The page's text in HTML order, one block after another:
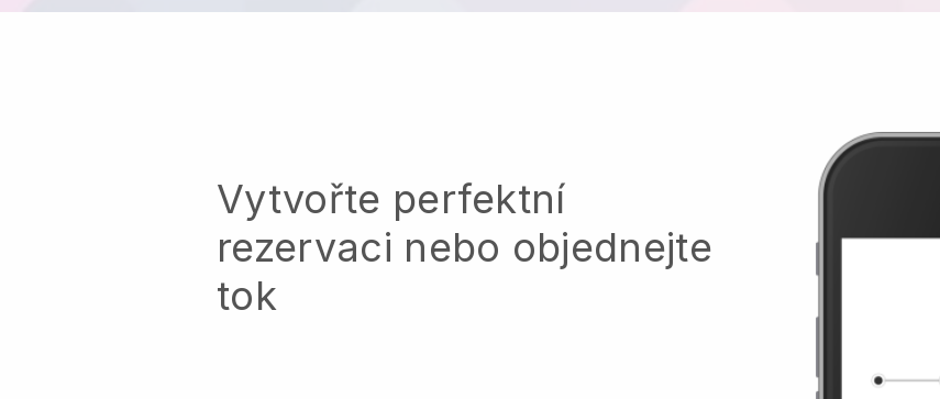
Vytvořte perfektní
rezervaci nebo objednejte
tok